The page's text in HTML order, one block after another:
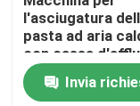
Cappuccio delle
l'asciugatura
pasta ad aria
con cassa
idraulica in
inossidabile
Invia